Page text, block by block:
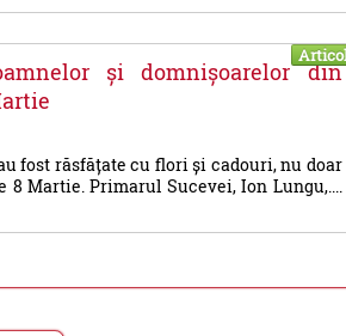
și domnișoarelor din
fost răsfățate cu flori și cadouri, nu doar
8 Martie. Primarul Sucevei, Ion Lungu,....